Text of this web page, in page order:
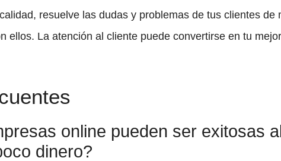
resuelve las dudas y problemas de tus clientes de
ellos. La atención al cliente puede convertirse en tu
online pueden ser exitosas
dinero?